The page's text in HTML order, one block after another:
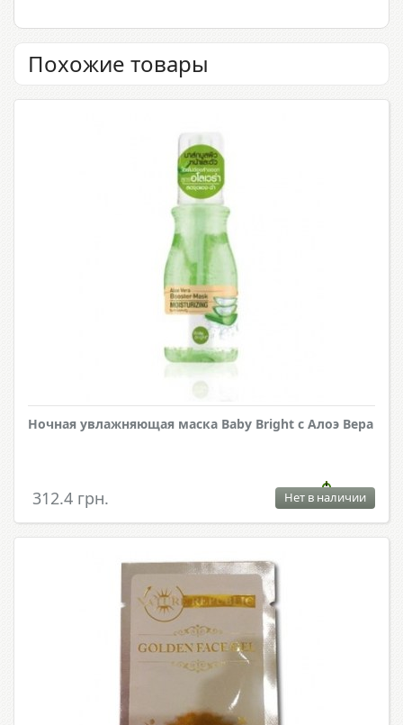
Похожие товары
Ночная увлажняющая маска Baby Bright с Алоэ Вера
312.4 грн. Нет в наличии